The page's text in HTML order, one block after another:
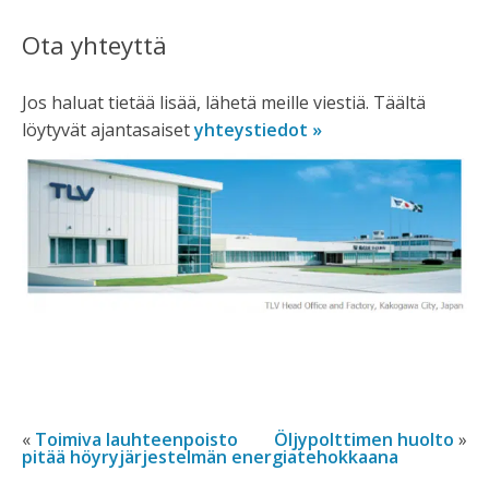
Ota yhteyttä
Jos haluat tietää lisää, lähetä meille viestiä. Täältä
löytyvät ajantasaisetyhteystiedot »
Öljypolttimen huolto
Toimiva lauhteenpoisto
pitää höyryjärjestelmän energiatehokkaana